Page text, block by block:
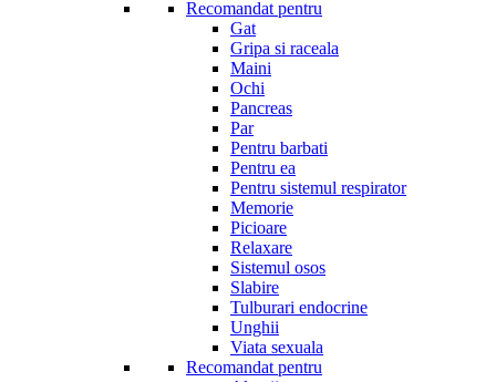
Recomandat pentru
Gat
Gripa si raceala
Maini
Ochi
Pancreas
Par
Pentru barbati
Pentru ea
Pentru sistemul respirator
Memorie
Picioare
Relaxare
Sistemul osos
Slabire
Tulburari endocrine
Unghii
Viata sexuala
Recomandat pentru